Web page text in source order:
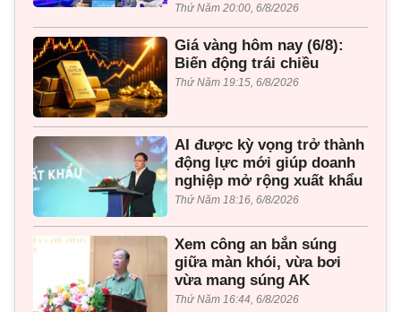
Thứ Năm 20:00, 6/8/2026
Giá vàng hôm nay (6/8):
Biến động trái chiều
Thứ Năm 19:15, 6/8/2026
AI được kỳ vọng trở thành
động lực mới giúp doanh
nghiệp mở rộng xuất khẩu
Thứ Năm 18:16, 6/8/2026
Xem công an bắn súng
giữa màn khói, vừa bơi
vừa mang súng AK
Thứ Năm 16:44, 6/8/2026